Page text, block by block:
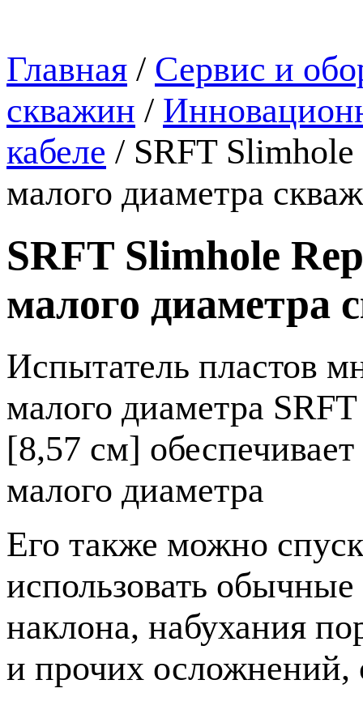
Главная / Сервис и
скважин /
кабеле / SRFT
малого диаметра
SRFT Slimhole
малого диаметра
Испытатель пластов
малого диаметра
[8,57 см]
малого диаметра
Его также можно
использовать
наклона, набухания
и прочих осложнений,